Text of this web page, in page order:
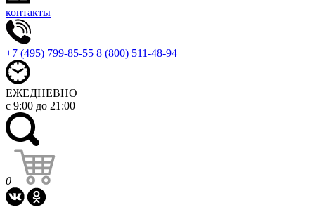
контакты
+7 (495) 799-85-55 8 (800) 511-48-94
ЕЖЕДНЕВНО
с 9:00 до 21:00
0